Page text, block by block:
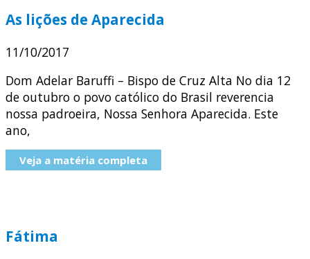
As lições de Aparecida
11/10/2017
Dom Adelar Baruffi – Bispo de Cruz Alta No dia 12
de outubro o povo católico do Brasil reverencia
nossa padroeira, Nossa Senhora Aparecida. Este
ano,
Veja a matéria completa
Fátima